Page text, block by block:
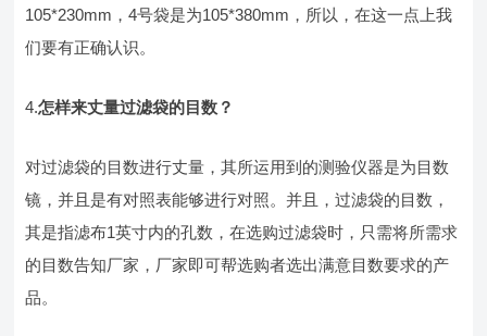
105*230mm，4号袋是为105*380mm，所以，在这一点上我
们要有正确认识。
4.怎样来丈量过滤袋的目数？
对过滤袋的目数进行丈量，其所运用到的测验仪器是为目数
镜，并且是有对照表能够进行对照。并且，过滤袋的目数，
其是指滤布1英寸内的孔数，在选购过滤袋时，只需将所需求
的目数告知厂家，厂家即可帮选购者选出满意目数要求的产
品。